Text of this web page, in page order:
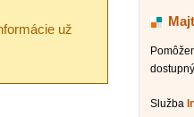
už
Služba